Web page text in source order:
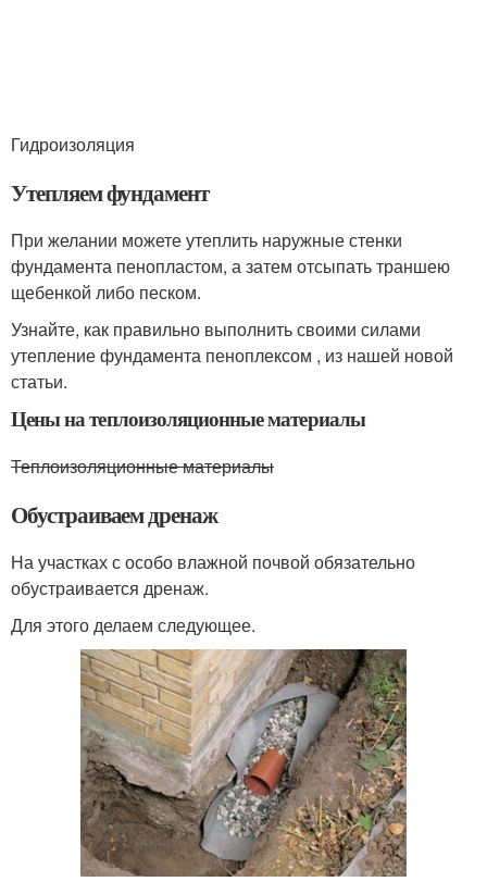
Гидроизоляция
Утепляем фундамент
При желании можете утеплить наружные стенки
фундамента пенопластом, а затем отсыпать траншею
щебенкой либо песком.
Узнайте, как правильно выполнить своими силами
утепление фундамента пеноплексом , из нашей новой
статьи.
Цены на теплоизоляционные материалы
Теплоизоляционные материалы
Обустраиваем дренаж
На участках с особо влажной почвой обязательно
обустраивается дренаж.
Для этого делаем следующее.